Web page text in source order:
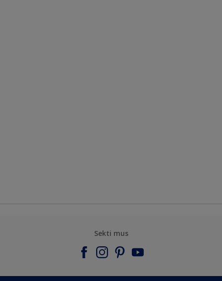
Sekti mus